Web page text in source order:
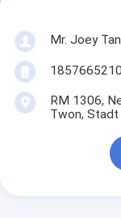
Mr. Joey Tan
RM 1306,
Twon, Stadt